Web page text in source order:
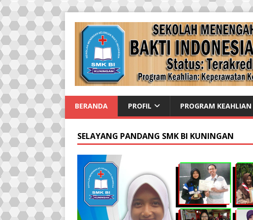
BERANDA PROFIL PROGRAM KEAHLIAN
SELAYANG PANDANG SMK BI KUNINGAN